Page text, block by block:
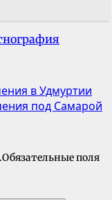
в Удмуртии
под Самарой
Обязательные поля